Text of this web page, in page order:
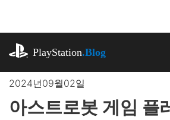
로
뛰
PlayStation.Blog
2024년09월02일
아스트로봇 게임 플